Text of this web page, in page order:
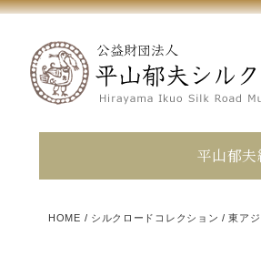
平山郁
HOME / シルクロードコレクション /東ア